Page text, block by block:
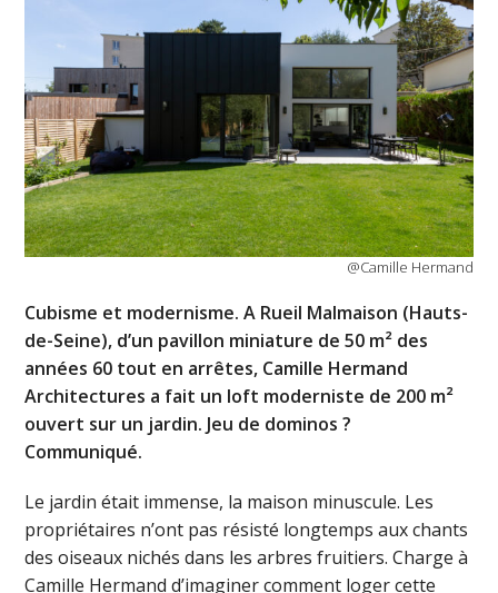
@Camille Hermand
Cubisme et modernisme. A Rueil Malmaison (Hauts-
de-Seine), d’un pavillon miniature de 50 m² des
années 60 tout en arrêtes, Camille Hermand
Architectures a fait un loft moderniste de 200 m²
ouvert sur un jardin. Jeu de dominos ?
Communiqué.
Le jardin était immense, la maison minuscule. Les
propriétaires n’ont pas résisté longtemps aux chants
des oiseaux nichés dans les arbres fruitiers. Charge à
Camille Hermand d’imaginer comment loger cette